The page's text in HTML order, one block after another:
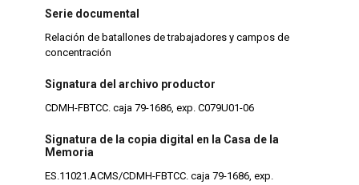
Serie documental
Relación de batallones de trabajadores y campos de
concentración
Signatura del archivo productor
CDMH-FBTCC. caja 79-1686, exp. C079U01-06
Signatura de la copia digital en la Casa de la
Memoria
ES.11021.ACMS/CDMH-FBTCC. caja 79-1686, exp.